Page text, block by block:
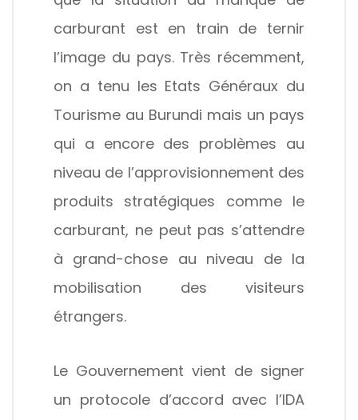
carburant est en train de ternir
l’image du pays. Très récemment,
on a tenu les Etats Généraux du
Tourisme au Burundi mais un pays
qui a encore des problèmes au
niveau de l’approvisionnement des
produits stratégiques comme le
carburant, ne peut pas s’attendre
à grand-chose au niveau de la
mobilisation des visiteurs
étrangers.
Le Gouvernement vient de signer
un protocole d’accord avec l’IDA